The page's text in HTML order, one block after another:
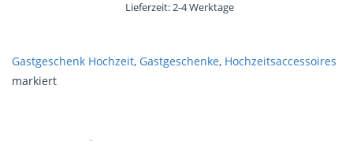
Lieferzeit:2-4 Werktage
Gastgeschenk Hochzeit, Gastgeschenke, Hochzeitsaccessoires
markiert